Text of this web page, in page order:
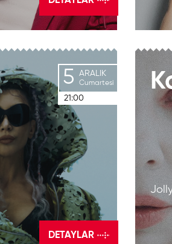
5 ARALIK
Cumartesi
21:00
DETAYLAR